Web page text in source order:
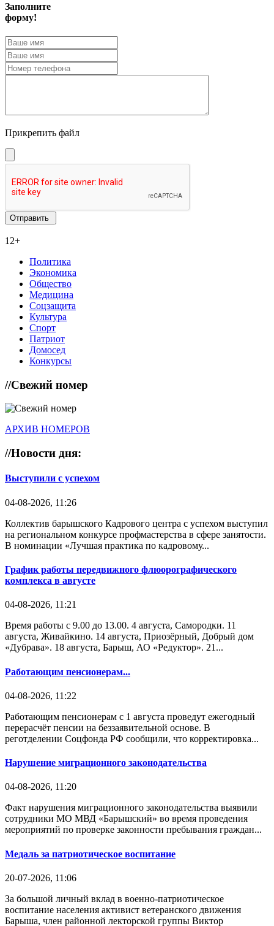
Заполните
форму!
Прикрепить файл
12+
Политика
Экономика
Общество
Медицина
Соцзащита
Культура
Спорт
Патриот
Домосед
Конкурсы
//Свежий номер
АРХИВ НОМЕРОВ
//Новости дня:
Выступили с успехом
04-08-2026, 11:26
Коллектив барышского Кадрового центра с успехом выступил
на региональном конкурсе профмастерства в сфере занятости.
В номинации «Лучшая практика по кадровому...
График работы передвижного флюорографического
комплекса в августе
04-08-2026, 11:21
Время работы с 9.00 до 13.00. 4 августа, Самородки. 11
августа, Живайкино. 14 августа, Приозёрный, Добрый дом
«Дубрава». 18 августа, Барыш, АО «Редуктор». 21...
Работающим пенсионерам...
04-08-2026, 11:22
Работающим пенсионерам с 1 августа проведут ежегодный
перерасчёт пенсии на беззаявительной основе. В
реготделении Соцфонда РФ сообщили, что корректировка...
Нарушение миграционного законодательства
04-08-2026, 11:20
Факт нарушения миграционного законодательства выявили
сотрудники МО МВД «Барышский» во время проведения
мероприятий по проверке законности пребывания граждан...
Медаль за патриотическое воспитание
20-07-2026, 11:06
За большой личный вклад в военно-патриотическое
воспитание населения активист ветеранского движения
Барыша, член районной лекторской группы Виктор